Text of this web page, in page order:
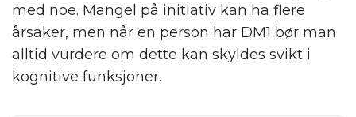
med noe. Mangel på initiativ kan ha flere
årsaker, men når en person har DM1 bør man
alltid vurdere om dette kan skyldes svikt i
kognitive funksjoner.